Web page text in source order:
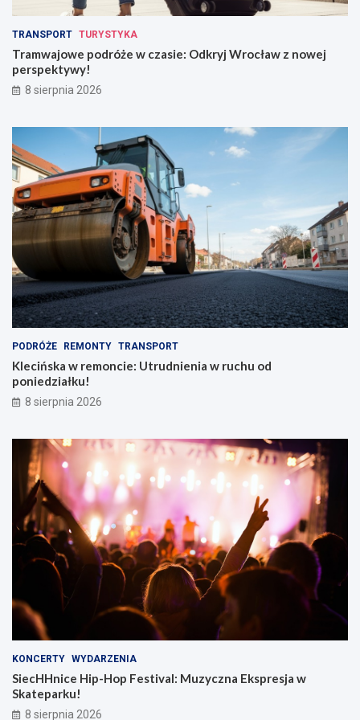
u
z
r
a
d
n
y
m
p
l
e
c
a
k
e
m
o
w
p
e
e
k
t
y
w
y
!
TRANSPORT TURYSTYKA
Tramwajowe podróże w czasie: Odkryj Wrocław z nowej
perspektywy!
8 sierpnia 2026
PODRÓŻE REMONTY TRANSPORT
Klecińska w remoncie: Utrudnienia w ruchu od
poniedziałku!
8 sierpnia 2026
KONCERTY WYDARZENIA
SiecHHnice Hip-Hop Festival: Muzyczna Ekspresja w
Skateparku!
8 sierpnia 2026